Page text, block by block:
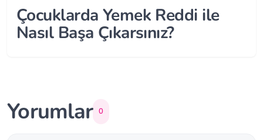
Çocuklarda Yemek Reddi ile
Nasıl Başa Çıkarsınız?
Yorumlar 0